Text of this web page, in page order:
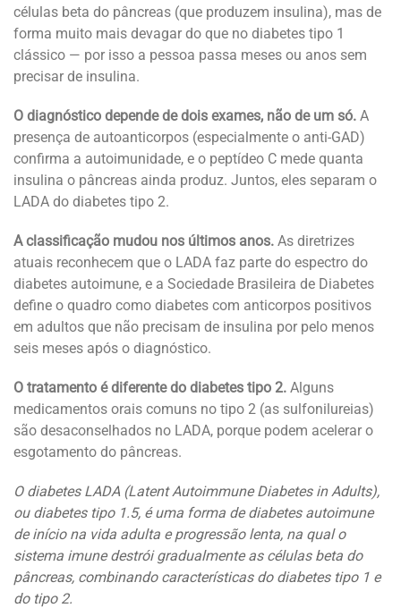
células beta do pâncreas (que produzem insulina), mas de
forma muito mais devagar do que no diabetes tipo 1
clássico — por isso a pessoa passa meses ou anos sem
precisar de insulina.
O diagnóstico depende de dois exames, não de um só. A
presença de autoanticorpos (especialmente o anti-GAD)
confirma a autoimunidade, e o peptídeo C mede quanta
insulina o pâncreas ainda produz. Juntos, eles separam o
LADA do diabetes tipo 2.
A classificação mudou nos últimos anos. As diretrizes
atuais reconhecem que o LADA faz parte do espectro do
diabetes autoimune, e a Sociedade Brasileira de Diabetes
define o quadro como diabetes com anticorpos positivos
em adultos que não precisam de insulina por pelo menos
seis meses após o diagnóstico.
O tratamento é diferente do diabetes tipo 2. Alguns
medicamentos orais comuns no tipo 2 (as sulfonilureias)
são desaconselhados no LADA, porque podem acelerar o
esgotamento do pâncreas.
O diabetes LADA (Latent Autoimmune Diabetes in Adults),
ou diabetes tipo 1.5, é uma forma de diabetes autoimune
de início na vida adulta e progressão lenta, na qual o
sistema imune destrói gradualmente as células beta do
pâncreas, combinando características do diabetes tipo 1 e
do tipo 2.